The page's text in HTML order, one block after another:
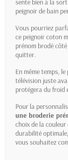
peignoir de bain
Vous pourriez
ce peignoir coton
prénom brodé
quitter.
En même temps,
télévision juste
protégera du froid
Pour la
une broderie
choix de la
durabilité
vous souhaitez